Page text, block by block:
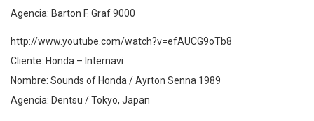
Agencia: Barton F. Graf 9000
http://www.youtube.com/watch?v=efAUCG9oTb8
Cliente: Honda – Internavi
Nombre: Sounds of Honda / Ayrton Senna 1989
Agencia: Dentsu / Tokyo, Japan